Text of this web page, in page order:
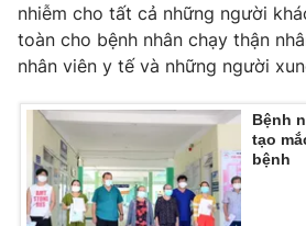
Phó Tổng Biên tập: Nguyễn Thị Mỹ
Nguyễn Trọng Ninh
Tổng đài VTV:024.38 355 931 -
Email:toasoan@vtv.vn
Liên hệ quảng cáo:
024-7300.7108
nhiễm cho tất cả những người
toàn cho bệnh nhân chạy thận
nhân viên y tế và những người
Bệnh
tạo
bệnh